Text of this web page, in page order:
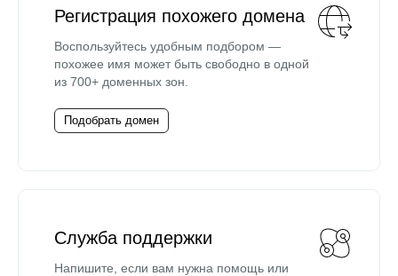
Регистрация похожего домена
Воспользуйтесь удобным подбором —
похожее имя может быть свободно в одной
из 700+ доменных зон.
Подобрать домен
Служба поддержки
Напишите, если вам нужна помощь или